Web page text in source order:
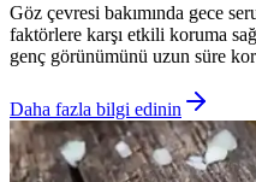
Göz çevresi bakımında gece
faktörlere karşı etkili koruma
genç görünümünü uzun süre
Daha fazla bilgi edinin